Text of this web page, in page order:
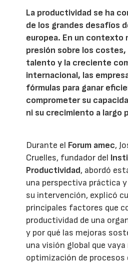
La productividad se ha
de los grandes desafíos
europea. En un contexto
presión sobre los costes,
talento y la creciente
internacional, las
fórmulas para ganar
comprometer su
ni su crecimiento a largo
Durante el Forum amec,
Cruelles, fundador del
Productividad, abordó
una perspectiva práctica
su intervención, explicó
principales factores que
productividad de una
y por qué las mejoras
una visión global que vaya
optimización de